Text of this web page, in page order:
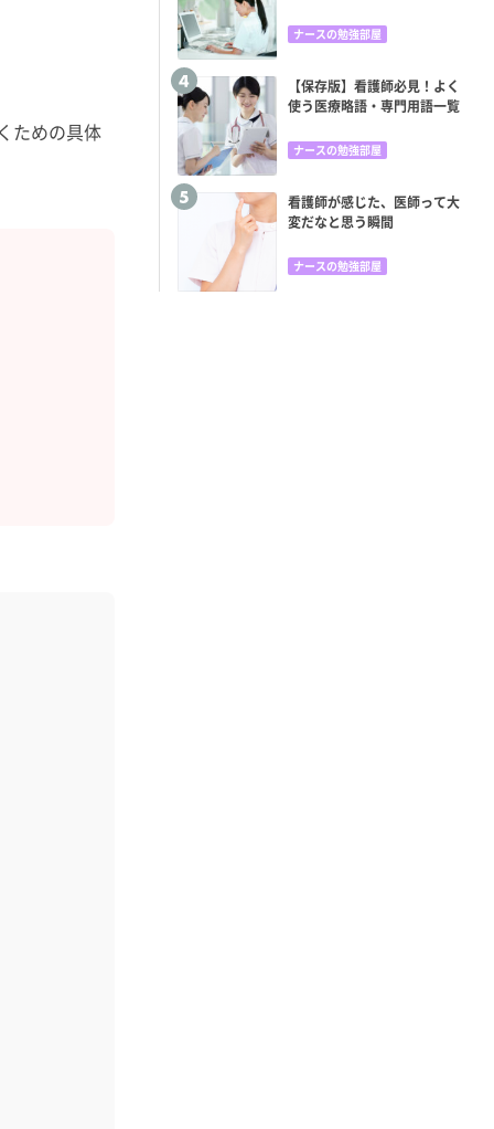
ための具体
ナースの勉強部屋
【保存版】看護師必見！よく
使う医療略語・専門用語一覧
ナースの勉強部屋
看護師が感じた、医師って大
変だなと思う瞬間
ナースの勉強部屋